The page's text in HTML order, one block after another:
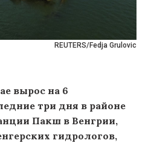
REUTERS/Fedja Grulovic
вырос на 6
три дня в районе
Пакш в Венгрии,
гидрологов,